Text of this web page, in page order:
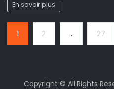
En savoir plus
1 2 … 27
Copyright © All Rights